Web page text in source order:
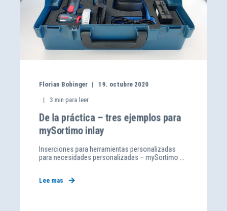
Florian Bobinger 19. octubre 2020
3 min para leer
De la práctica – tres ejemplos para
mySortimo inlay
Inserciones para herramientas personalizadas
para necesidades personalizadas – mySortimo ...
Lee mas